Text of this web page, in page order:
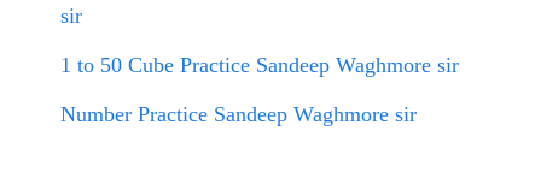
sir
1 to 50 Cube Practice Sandeep Waghmore sir
Number Practice Sandeep Waghmore sir